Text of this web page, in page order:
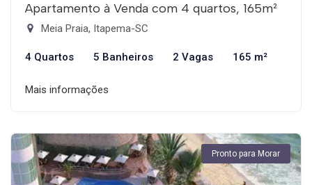
Apartamento à Venda com 4 quartos, 165m²
Meia Praia, Itapema-SC
4 Quartos 5 Banheiros 2 Vagas 165 m²
Mais informações
Pronto para Morar